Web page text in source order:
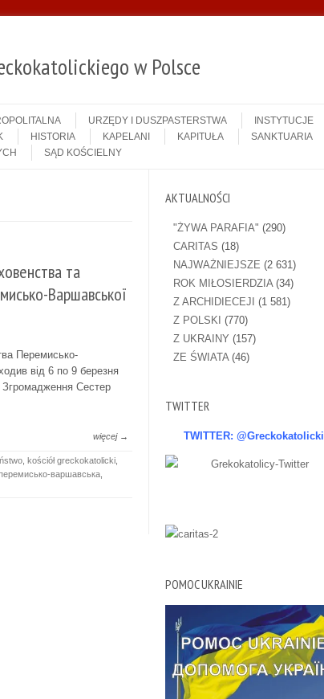
w Polsce
URZĘDY I DUSZPASTERSTWA
INSTYTUCJE
HISTORIA KAPELANI KAPITUŁA
SANKTUARIA
SĄD KOŚCIELNY
та
Варшавської
Перемисько-
від 6 по 9 березня
Згромадження Сестер
więcej →
kościół greckokatolicki
варшавська
AKTUALNOŚCI
"ŻYWA PARAFIA" (290)
CARITAS (18)
NAJWAŻNIEJSZE (2 631)
ROK MIŁOSIERDZIA(34)
Z ARCHIDIECEJI (1 581)
Z POLSKI (770)
Z UKRAINY (157)
ZE ŚWIATA(46)
TWITTER
TWITTER: @Greckokatolicki
POMOC UKRAINIE